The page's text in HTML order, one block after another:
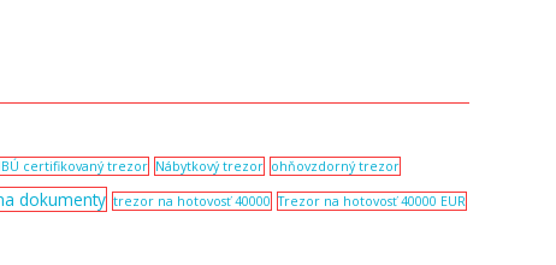
certifikovaný trezor Nábytkový trezor ohňovzdorný trezor
dokumenty trezor na hotovosť 40000 Trezor na hotovosť 40000 EUR